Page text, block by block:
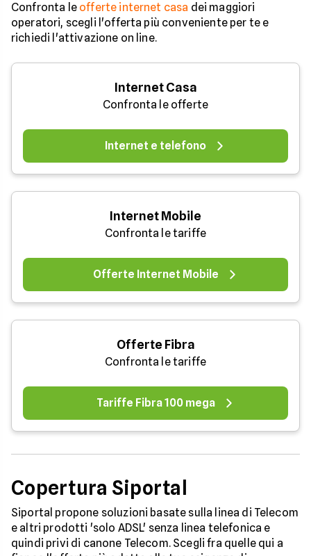
Confronta le offerte internet casa dei maggiori
operatori, scegli l'offerta più conveniente per te e
richiedi l'attivazione on line.
Internet Casa
Confronta le offerte
Internet e telefono
Internet Mobile
Confronta le tariffe
Offerte Internet Mobile
Offerte Fibra
Confronta le tariffe
Tariffe Fibra 100 mega
Copertura Siportal
Siportal propone soluzioni basate sulla linea di Telecom
e altri prodotti 'solo ADSL' senza linea telefonica e
quindi privi di canone Telecom. Scegli fra quelle qui a